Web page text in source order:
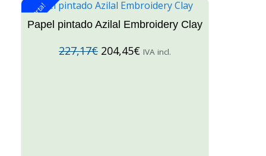
¡Oferta!
Papel pintado Azilal Embroidery Clay
227,17€ 204,45€ IVA incl.